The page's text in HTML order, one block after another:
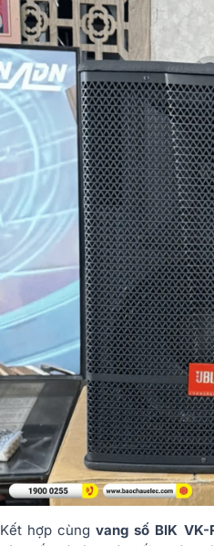
Kết hợp cùngvang số BIK VK-